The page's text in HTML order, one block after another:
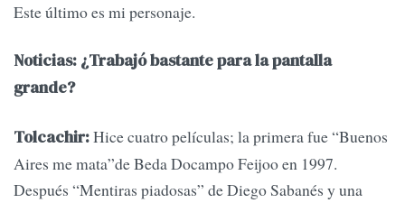
Este último es mi personaje.
Noticias: ¿Trabajó bastante para la pantalla
grande?
Tolcachir:Hice cuatro películas; la primera fue “Buenos
Aires me mata”de Beda Docampo Feijoo en 1997.
Después “Mentiras piadosas” de Diego Sabanés y una